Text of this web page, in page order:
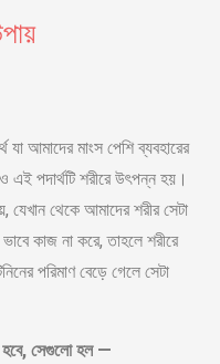
যা আমাদের মাংস পেশি ব্যবহারের
পদার্থটি শরীরে উৎপন্ন হয়।
যেখান থেকে আমাদের শরীর সেটা
কাজ না করে, তাহলে শরীরে
পরিমাণ বেড়ে গেলে সেটা
হবে, সেগুলো হল —